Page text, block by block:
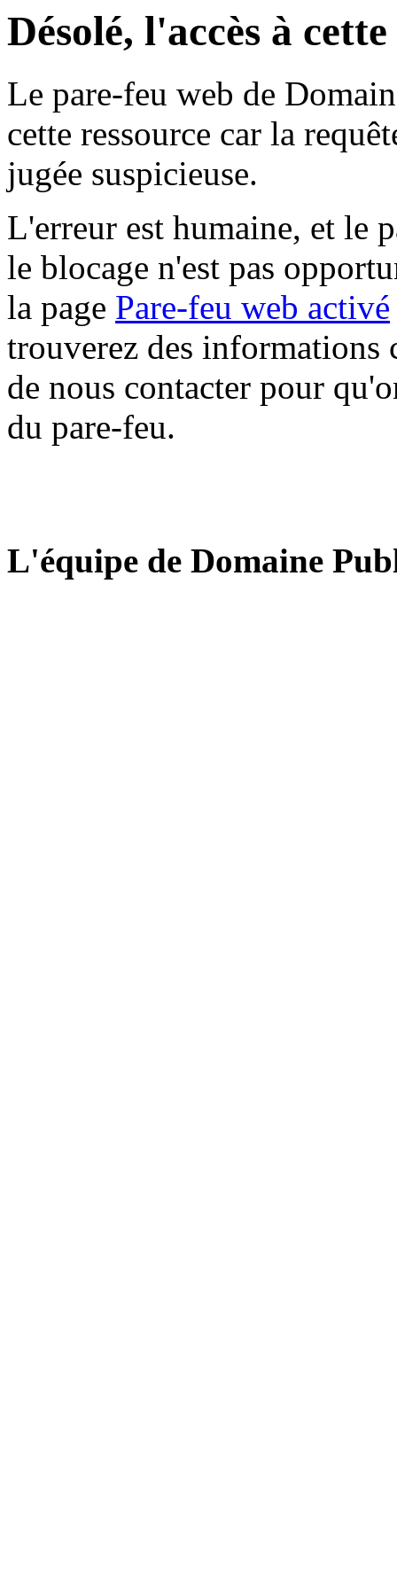
Désolé, l'accès à
Le pare-feu web de
cette ressource car la
jugée suspicieuse.
L'erreur est humaine, et le
le blocage n'est pas
la page Pare-feu web activé
trouverez des informations
de nous contacter pour
du pare-feu.
L'équipe de Domaine